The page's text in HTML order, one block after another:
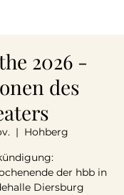
2026 -
des
  |
Hohberg
der hbb in
Diersburg